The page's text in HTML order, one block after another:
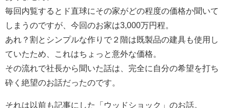
毎回内覧するとド直球にその家がどの程度の価格か聞いて
しまうのですが、今回のお家は3,000万円程。
あれ？割とシンプルな作りで２階は既製品の建具も使用し
ていたため、これはちょっと意外な価格。
その流れで社長から聞いた話は、完全に自分の希望を打ち
砕く絶望のお話だったのです。
それは以前も記事にした「ウッドショック」のお話。